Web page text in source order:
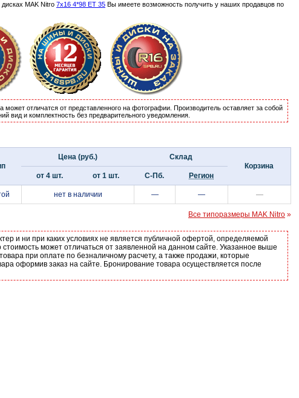
MAK Nitro 7x16 4*98 ET 35 Вы имеете возможность получить у наших продавцов по
отличатся от представленного на фотографии. Производитель оставляет за собой
вид и комплектность без предварительного уведомления.
Цена (руб.)
Склад
Корзина
от 4 шт.
от 1 шт. С-Пб. Регион
нет в наличии — — —
Все типоразмеры MAK Nitro »
и ни при каких условиях не является публичной офертой, определяемой
может отличаться от заявленной на данном сайте. Указанное выше
при оплате по безналичному расчету, а также продажи, которые
оформив заказ на сайте. Бронирование товара осуществляется после